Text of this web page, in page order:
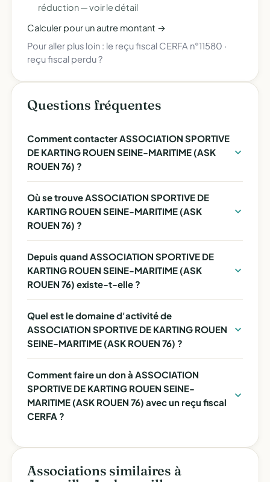
réduction —voir le détail
Calculer pour un autre montant →
Pour aller plus loin : le reçu fiscal CERFA n°11580 ·
reçu fiscal perdu ?
Questions fréquentes
Comment contacter ASSOCIATION SPORTIVE
DE KARTING ROUEN SEINE-MARITIME (ASK
ROUEN 76) ?
Où se trouve ASSOCIATION SPORTIVE DE
KARTING ROUEN SEINE-MARITIME (ASK
ROUEN 76) ?
Depuis quand ASSOCIATION SPORTIVE DE
KARTING ROUEN SEINE-MARITIME (ASK
ROUEN 76) existe-t-elle ?
Quel est le domaine d'activité de
ASSOCIATION SPORTIVE DE KARTING ROUEN
SEINE-MARITIME (ASK ROUEN 76) ?
Comment faire un don à ASSOCIATION
SPORTIVE DE KARTING ROUEN SEINE-
MARITIME (ASK ROUEN 76) avec un reçu fiscal
CERFA ?
Associations similaires à